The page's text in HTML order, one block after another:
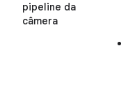
pipeline da
câmera